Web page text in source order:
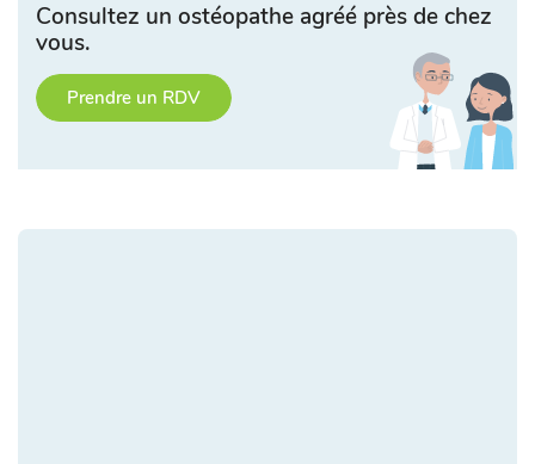
Consultez un ostéopathe agréé près de chez
vous.
Prendre un RDV